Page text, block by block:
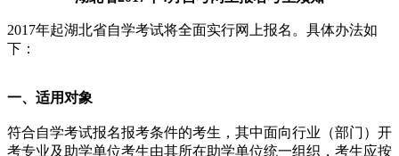
2017年起湖北省自学考试将全面实行网上报名。具体办法如
下：
一、适用对象
符合自学考试报名报考条件的考生，其中面向行业（部门）开
考专业及助学单位考生由其所在助学单位统一组织，考生应按